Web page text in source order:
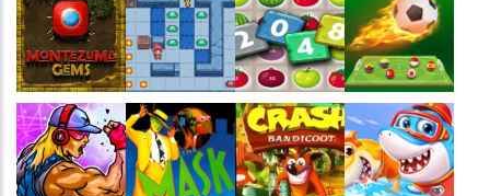
Jogaê Jogaê Jogaê Jogaê
Jogaê Jogaê Jogaê Jogaê